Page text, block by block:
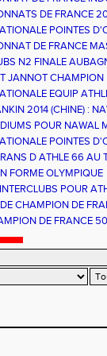
DE FRANCE
ATHLE 66 - UN
POINTES
66
DE FRANCE
N2 FINALE
JANNOT CHAMPION
EQUIP
2014 (CHINE) :
FRANCEPOUR NAWAL
POINTES
ESPOIRS ET
D ATHLE 66 AU
FORME OLYMPIQUE
POUR
CHAMPION DE
UNE 3EME PLACE
DE FRANCE